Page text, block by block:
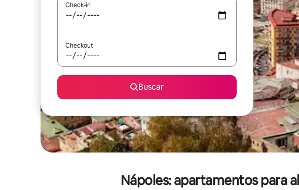
Check-in
Checkout
Buscar
Nápoles: apartamentos para